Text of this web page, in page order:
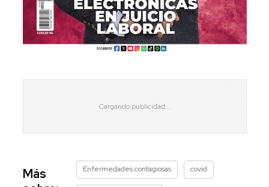
Más
Enfermedades contagiosas covid